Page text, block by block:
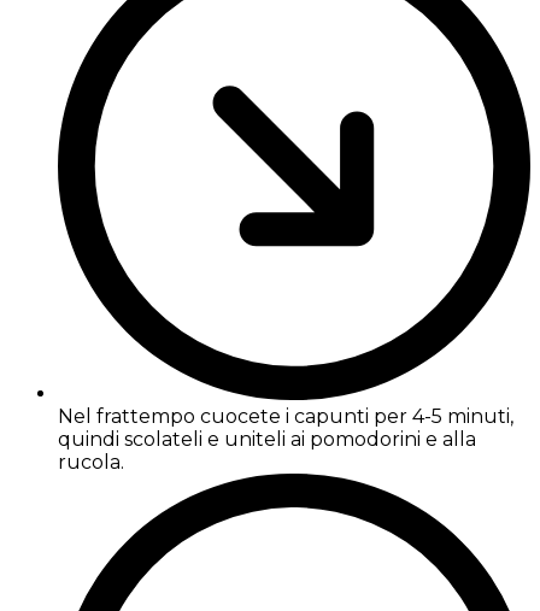
Nel frattempo cuocete i capunti per 4-5 minuti,
quindi scolateli e uniteli ai pomodorini e alla
rucola.